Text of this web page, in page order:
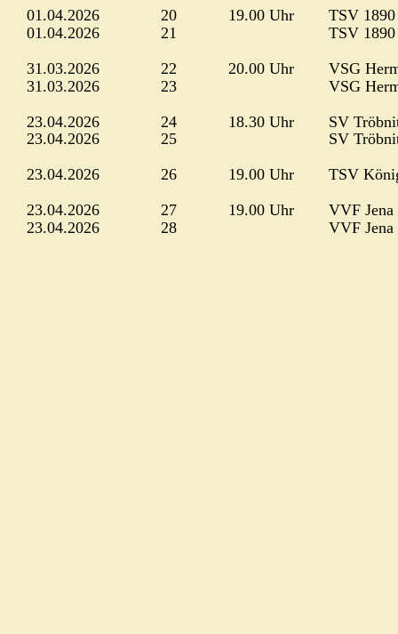
01.04.2026
20 19.00 Uhr
TSV
01.04.2026
21
TSV
31.03.2026
22 20.00 Uhr
VSG
31.03.2026
23
VSG
23.04.2026
24 18.30 Uhr
SV
23.04.2026
25
SV
23.04.2026
26 19.00 Uhr
TSV
23.04.2026
27 19.00 Uhr
VVF Jena
23.04.2026
28 VVF Jena